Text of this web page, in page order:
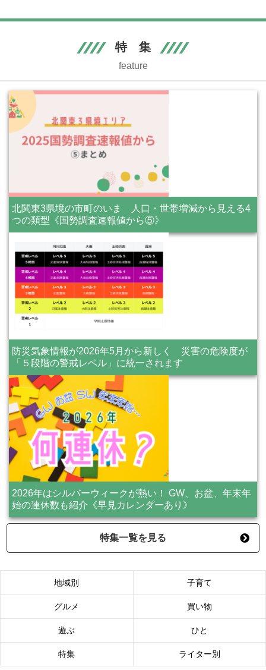
特 集
feature
北関東3県境の市町のいま 人口・世帯増減から見える4
つの類型《国勢調査速報値から⑤》
防災気象情報が2026年5月から新しく 災害の危険度が
「５段階の警戒レベル」に統一されます
2026年はシルバーウィークが熱い！ GW、お盆、年末年
始の連休数も紹介《早見カレンダーあり》
特集一覧を見る
地域別 子育て
グルメ 買い物
遊ぶ ひと
特集 ライター別